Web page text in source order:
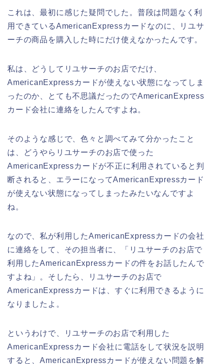
これは、最初に感じた疑問でした。普段は問題なく利
用できているAmericanExpressカードなのに、リユサ
ーチの商品を購入した時にだけ使えなかったんです。
私は、どうしてリユサーチのお店でだけ、
AmericanExpressカードが使えない状態になってしま
ったのか、とても不思議だったのでAmericanExpress
カード会社に連絡をしたんですよね。
そのような感じで、色々と調べてみて分かったこと
は、どうやらリユサーチのお店で使った
AmericanExpressカードが不正に利用されていると判
断されると、エラーになってAmericanExpressカード
が使えない状態になってしまったみたいなんですよ
ね。
なので、私が利用したAmericanExpressカードの会社
に連絡をして、その担当者に、「リユサーチのお店で
利用したAmericanExpressカードの件をお話したんで
すよね」。そしたら、リユサーチのお店で
AmericanExpressカードは、すぐに利用できるように
なりましたよ。
というわけで、リユサーチのお店で利用した
AmericanExpressカード会社に電話をして状況を説明
すると、AmericanExpressカードが使えない問題を解